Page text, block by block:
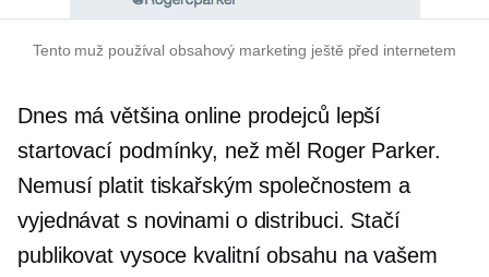
Tento muž používal obsahový marketing ještě před internetem
Dnes má většina online prodejců lepší
startovací podmínky, než měl Roger Parker.
Nemusí platit tiskařským společnostem a
vyjednávat s novinami o distribuci. Stačí
publikovat vysoce kvalitníobsahu na vašem